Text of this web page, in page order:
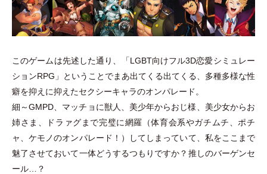
このゲームは先述した通り、 「LGBT向けフル3D恋愛シミュレー
ションRPG 」
ということでまあ出てくる出てくる、多種多様な性
癖を抑えに抑えたセクシーキャラのオンパレード。
細～GMPD、マッチョに獣人、美少年からおじ様、美少女からお
姉さま、ドラァグまで完璧に網羅 （体育会系やガチムチ、ポチ
ャ、ケモノのオンパレード！ ）
してしまっていて、私をここまで
魅了させておいて一体どうするつもりですか？推しのバーゲンセ
ール…？